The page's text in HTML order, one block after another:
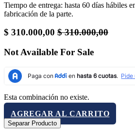
Tiempo de entrega: hasta 60 días hábiles
fabricación de la parte.
$ 310.000,00 $310.000,00
Not Available For Sale
Esta combinación no existe.
AGREGAR AL CARRITO
Separar Producto